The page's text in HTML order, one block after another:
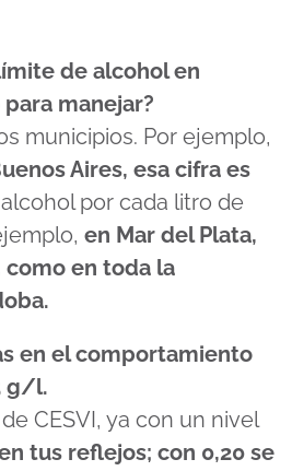
de alcohol en
manejar?
municipios. Por ejemplo,
Aires, esa cifra es
por cada litro de
en Mar del Plata,
como en toda la
en el comportamiento
g/l.
CESVI, ya con un nivel
tus reflejos; con 0,20 se